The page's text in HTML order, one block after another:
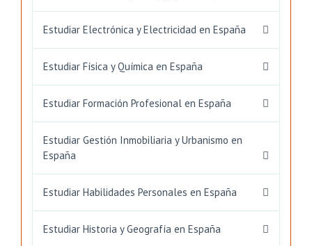
Estudiar Electrónica y Electricidad en España
Estudiar Física y Química en España
Estudiar Formación Profesional en España
Estudiar Gestión Inmobiliaria y Urbanismo en
España
Estudiar Habilidades Personales en España
Estudiar Historia y Geografía en España